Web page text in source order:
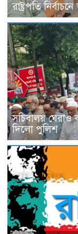
রাষ্ট্রপতি
সচিবালয়
দিলো পুলিশ